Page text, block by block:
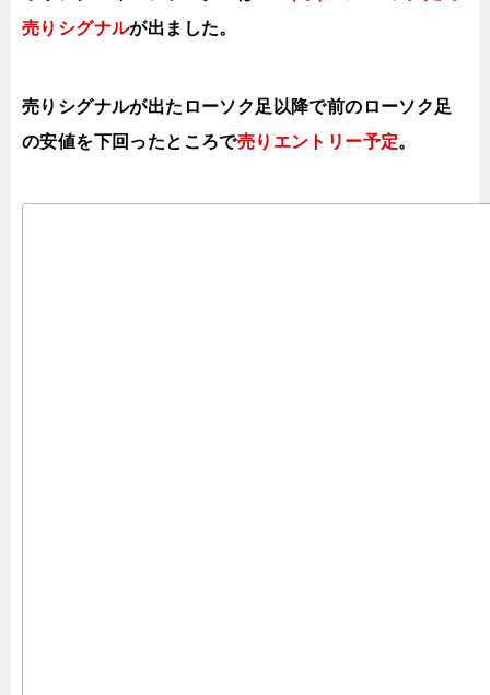
売り シグナルが出ました。
売りシグナルが出たローソク足以降で前のローソク足
の安値を下 回ったところで売りエントリー予定。